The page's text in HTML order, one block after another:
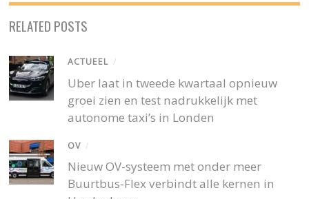
RELATED POSTS
ACTUEEL /
Uber laat in tweede kwartaal opnieuw
groei zien en test nadrukkelijk met
autonome taxi’s in Londen
OV /
Nieuw OV-systeem met onder meer
Buurtbus-Flex verbindt alle kernen in